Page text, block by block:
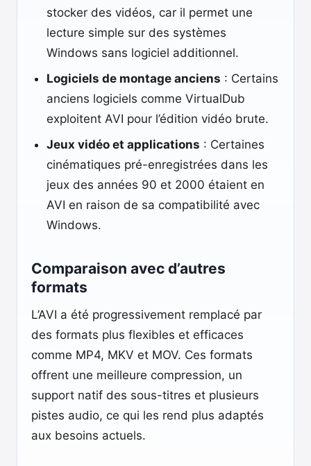
stocker des vidéos, car il permet une
lecture simple sur des systèmes
Windows sans logiciel additionnel.
Logiciels de montage anciens : Certains
anciens logiciels comme VirtualDub
exploitent AVI pour l’édition vidéo brute.
Jeux vidéo et applications : Certaines
cinématiques pré-enregistrées dans les
jeux des années 90 et 2000 étaient en
AVI en raison de sa compatibilité avec
Windows.
Comparaison avec d’autres
formats
L’AVI a été progressivement remplacé par
des formats plus flexibles et efficaces
comme MP4, MKV et MOV. Ces formats
offrent une meilleure compression, un
support natif des sous-titres et plusieurs
pistes audio, ce qui les rend plus adaptés
aux besoins actuels.